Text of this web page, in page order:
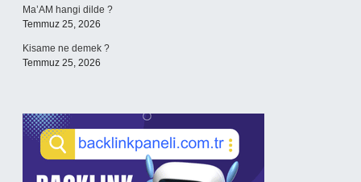
Ma’AM hangi dilde ?
Temmuz 25, 2026
Kisame ne demek ?
Temmuz 25, 2026